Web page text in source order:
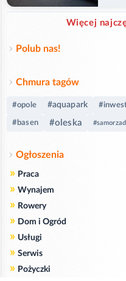
Więcej
Polub nas!
Chmura tagów
#opole #aquapark
#basen #oleska #samorzad
Ogłoszenia
» Praca
» Wynajem
» Rowery
» Dom i Ogród
» Usługi
» Serwis
» Pożyczki